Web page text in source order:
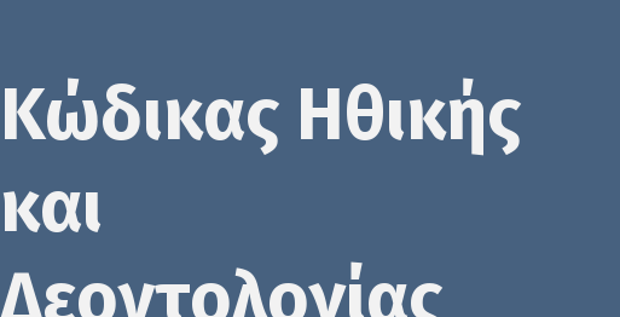
Κώδικας Ηθικής
και
Δεοντολογίας